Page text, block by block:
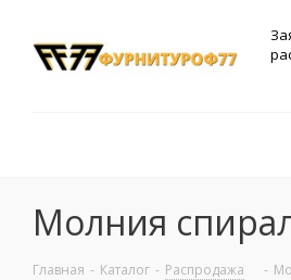
Молния
Главная - Каталог - Распродажа -